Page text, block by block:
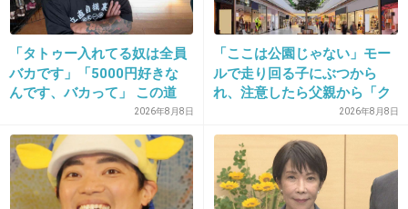
30. 匿名2026/06/03(水) 14:53:25
>>1
+44
「タトゥー入れてる奴は全員
バカです」「5000円好きな
んです、バカって」 この道
23年の彫り師YouTuberの動
画が話題
2026年8月8日
「ここは公園じゃない」モー
ルで走り回る子にぶつから
れ、注意したら父親から「ク
ソババア」の暴言。「子ども
だから多めに見ろ」を強要し
てくる人物とは
2026年8月8日